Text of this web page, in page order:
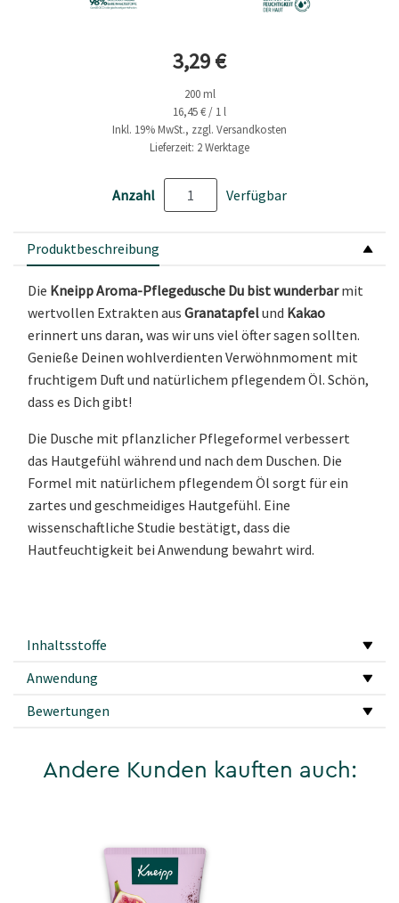
Aktueller Preis
3,29 €
200 ml
16,45 € / 1 l
Inkl. 19% MwSt., zzgl. Versandkosten
Lieferzeit: 2 Werktage
Anzahl Verfügbar
Produktbeschreibung
Die Kneipp Aroma-Pflegedusche Du bist wunderbarmit
wertvollen Extrakten aus Granatapfelund Kakao
erinnert uns daran, was wir uns viel öfter sagen sollten.
Genieße Deinen wohlverdienten Verwöhnmoment mit
fruchtigem Duft und natürlichem pflegendem Öl. Schön,
dass es Dich gibt!
Die Dusche mit pflanzlicher Pflegeformel verbessert
das Hautgefühl während und nach dem Duschen. Die
Formel mit natürlichem pflegendem Öl sorgt für ein
zartes und geschmeidiges Hautgefühl. Eine
wissenschaftliche Studie bestätigt, dass die
Hautfeuchtigkeit bei Anwendung bewahrt wird.
Inhaltsstoffe
Anwendung
Bewertungen
Andere Kunden kauften auch: